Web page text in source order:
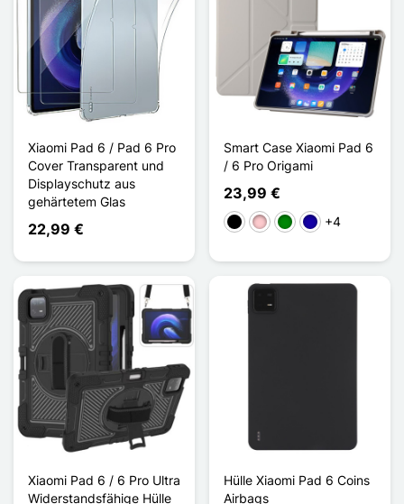
Xiaomi Pad 6 / Pad 6 Pro
Cover Transparent und
Displayschutz aus
gehärtetem Glas
22,99 €
Smart Case Xiaomi Pad 6
/ 6 Pro Origami
23,99 €
Schwarz
PinkGrünDunkelblau
+4
Xiaomi Pad 6 / 6 Pro Ultra
Widerstandsfähige Hülle
Hülle Xiaomi Pad 6 Coins
Airbags